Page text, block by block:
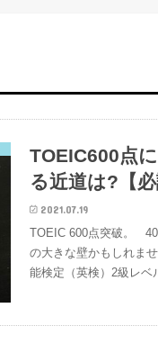
TOEIC600点
る近道は?【必
2021.07.19
TOEIC 600点突破。
の大きな壁かもしれま
能検定（英検）2級レ